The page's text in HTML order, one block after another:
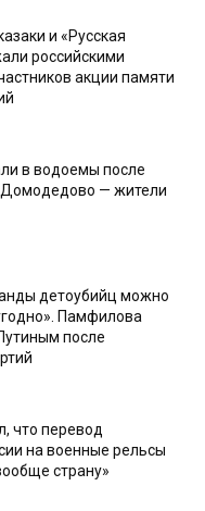
и «Русская
российскими
акции памяти
в водоемы после
— жители
детоубийц можно
Памфилова
после
что перевод
на военные рельсы
страну»